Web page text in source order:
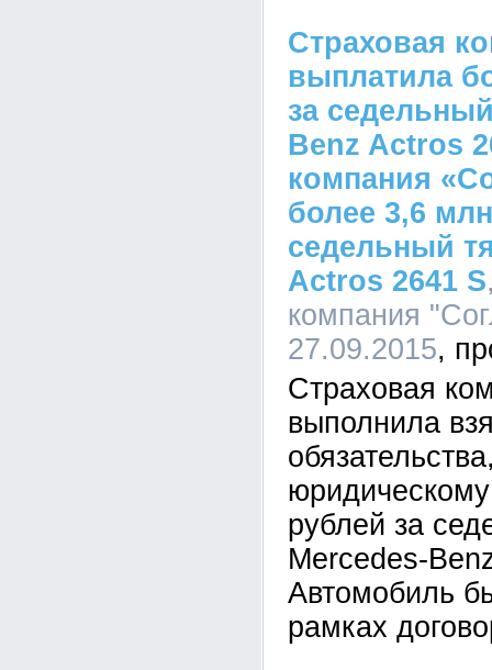
Страховая
выплатила
за
Benz Actros
компания
более 3,6
седельный
Actros 2641 S
компания
27.09.2015
Страховая
выполнила
рублей за
Mercedes-
Автомобиль
рамках